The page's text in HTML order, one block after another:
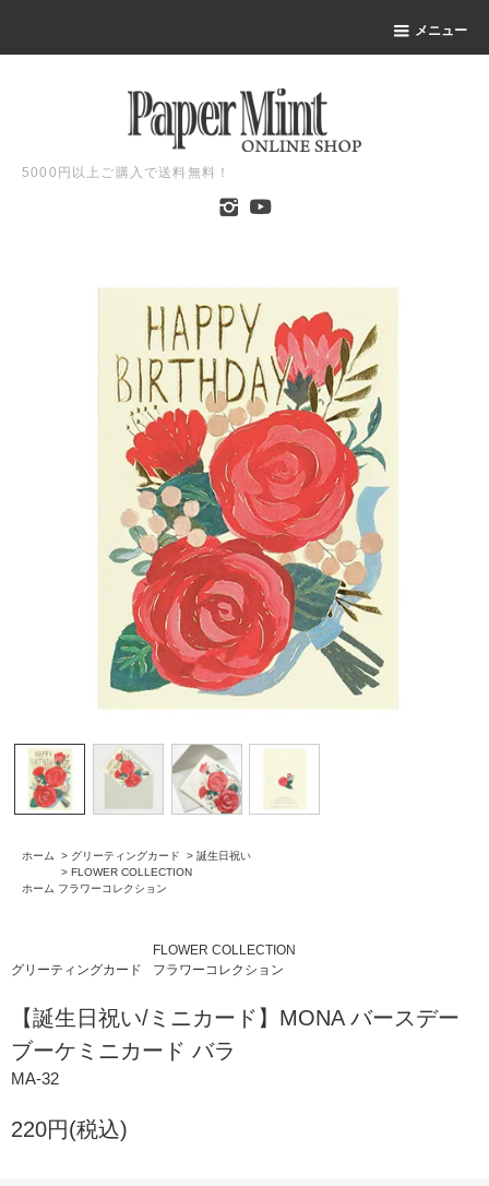
メニュー
5000円以上ご購入で送料無料！
ホーム > グリーティングカード > 誕生日祝い
ホーム
> FLOWER COLLECTION
フラワーコレクション
グリーティングカード
FLOWER COLLECTION
フラワーコレクション
【誕生日祝い/ミニカード】MONA バースデー
ブーケミニカード バラ
MA-32
220円(税込)